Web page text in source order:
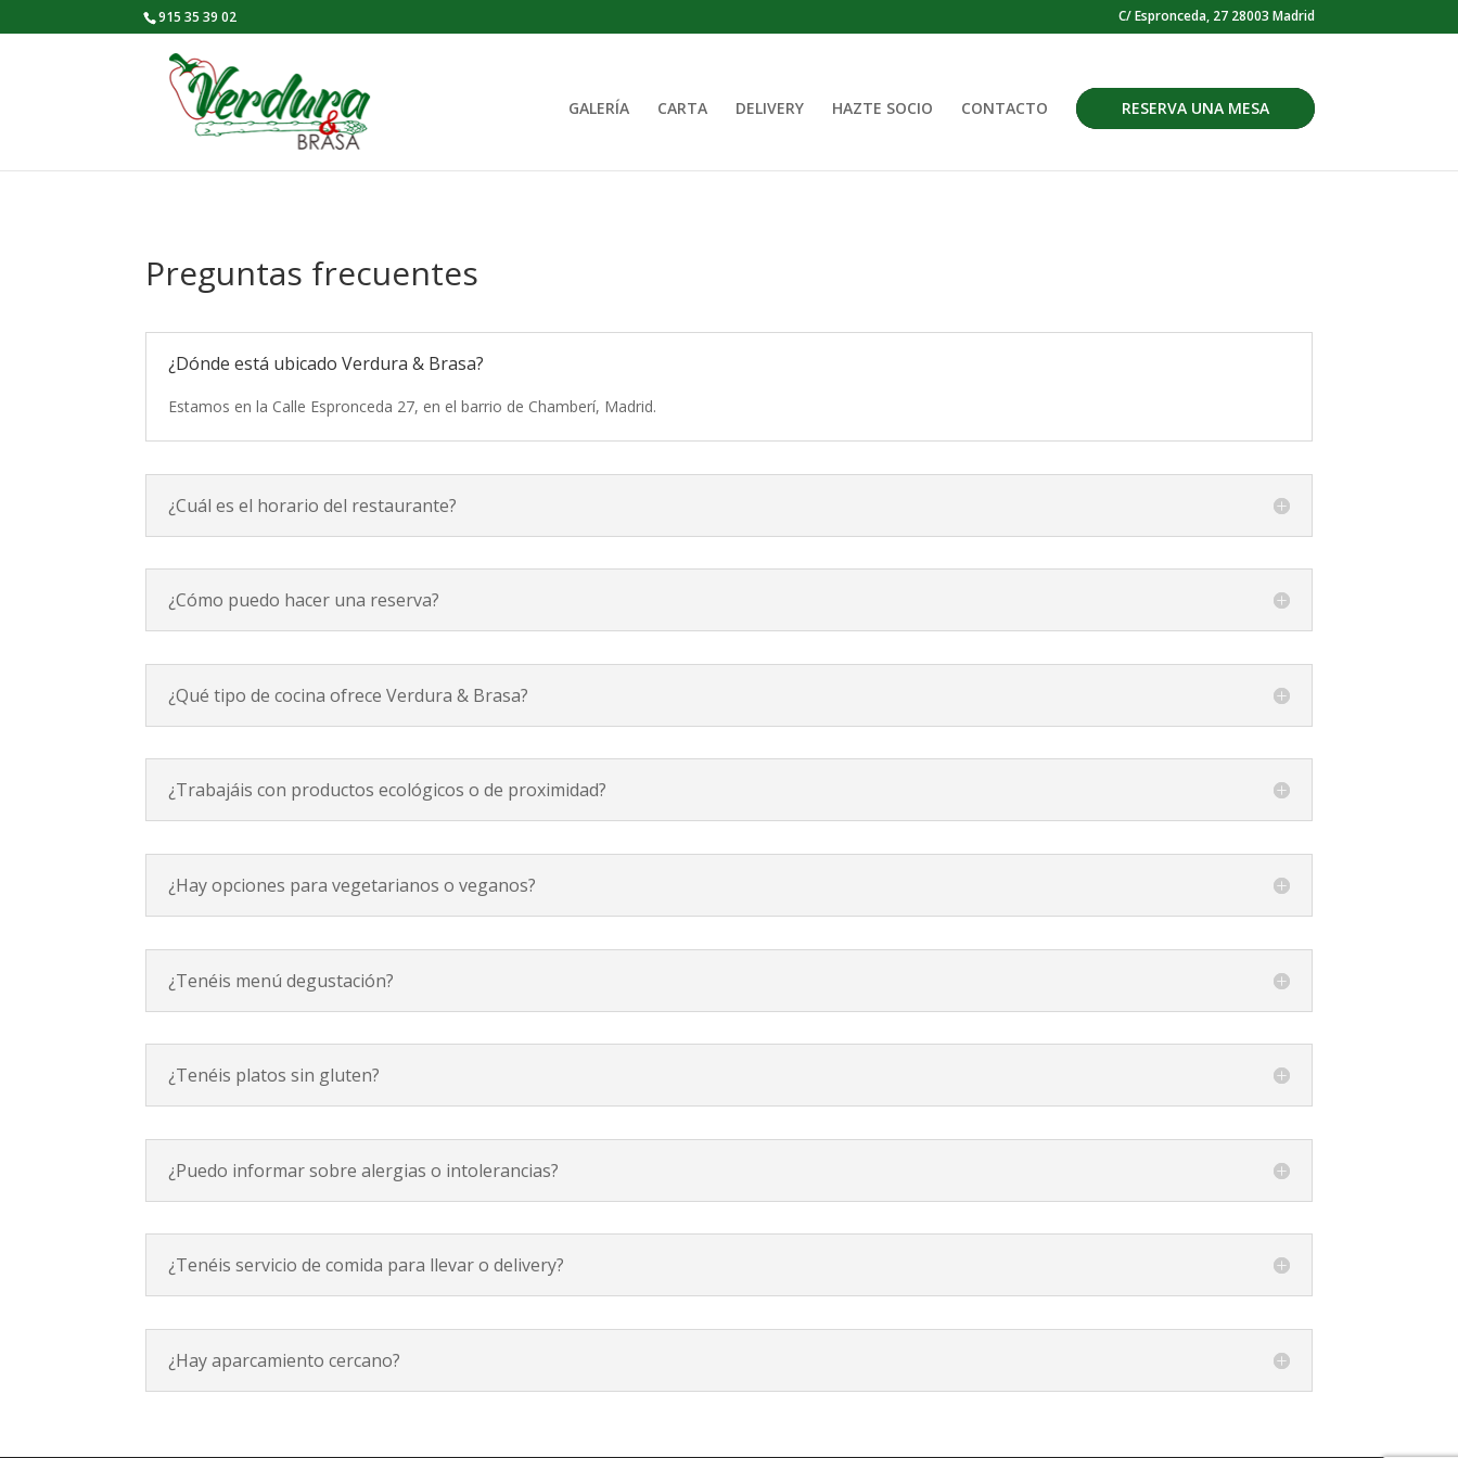
915 35 39 02 C/ Espronceda, 27 28003 Madrid
GALERÍA CARTA DELIVERY HAZTE SOCIO CONTACTO RESERVA UNA MESA
Preguntas frecuentes
¿Dónde está ubicado Verdura & Brasa?
Estamos en la Calle Espronceda 27, en el barrio de Chamberí, Madrid.
¿Cuál es el horario del restaurante?
¿Cómo puedo hacer una reserva?
¿Qué tipo de cocina ofrece Verdura & Brasa?
¿Trabajáis con productos ecológicos o de proximidad?
¿Hay opciones para vegetarianos o veganos?
¿Tenéis menú degustación?
¿Tenéis platos sin gluten?
¿Puedo informar sobre alergias o intolerancias?
¿Tenéis servicio de comida para llevar o delivery?
¿Hay aparcamiento cercano?